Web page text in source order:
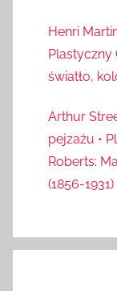
Henri
Plastyczny
światło,
Arthur
pejzażu •
Roberts:
(1856-1931)